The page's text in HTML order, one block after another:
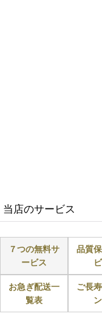
当店のサービス
７つの無料サ
ービス
品質
お急ぎ配送一
覧表
ご長